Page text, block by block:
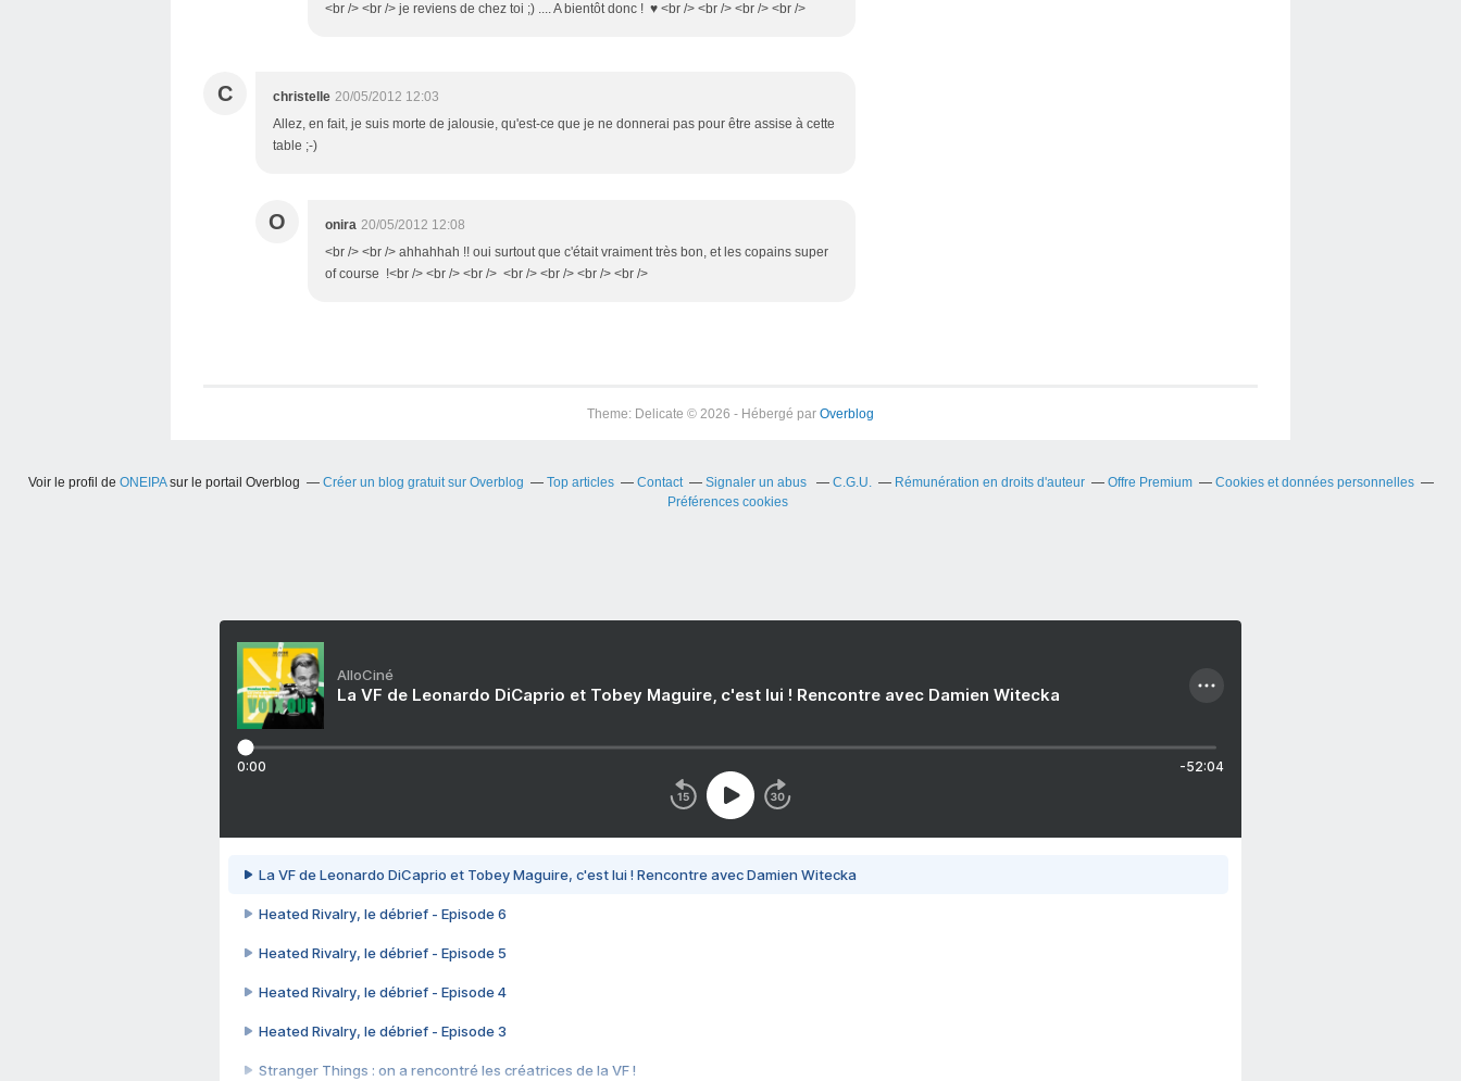
<br /> <br /> je reviens de chez toi ;) .... A bientôt donc ! ♥ <br /> <br /> <br /> <br />
C christelle 20/05/2012 12:03
Allez, en fait, je suis morte de jalousie, qu'est-ce que je ne donnerai pas pour être assise à cette
table ;-)
O onira 20/05/2012 12:08
<br /> <br /> ahhahhah !! oui surtout que c'était vraiment très bon, et les copains super
of course !<br /> <br /> <br /> <br /> <br /> <br /> <br />
Theme: Delicate © 2026 - Hébergé par Overblog
Voir le profil de ONEIPAsur le portail Overblog Créer un blog gratuit sur Overblog Top articles Contact Signaler un abus C.G.U. Rémunération en droits d'auteur Offre Premium
Cookies et données personnelles
Préférences cookies
AlloCiné
La VF de Leonardo DiCaprio et Tobey Maguire, c'est lui ! Rencontre avec Damien Witecka
0:00 -52:04
La VF de Leonardo DiCaprio et Tobey Maguire, c'est lui ! Rencontre avec Damien Witecka
Heated Rivalry, le débrief - Episode 6
Heated Rivalry, le débrief - Episode 5
Heated Rivalry, le débrief - Episode 4
Heated Rivalry, le débrief - Episode 3
Stranger Things : on a rencontré les créatrices de la VF !